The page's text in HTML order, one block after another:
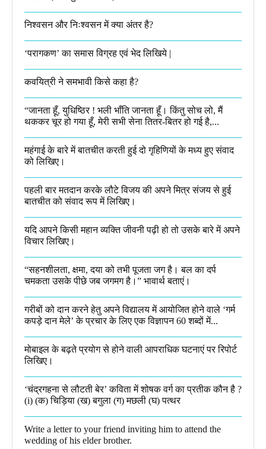
निश्वसन और निःश्वसन में क्या अंतर है?
‘परागकण’ का समास विग्रह एवं भेद लिखिये |
कवयित्री ने समभावी किसे कहा है?
“जानता हूँ, युधिष्ठिर ! भली भाँति जानता हूँ। किंतु सोच लो, मैं
थककर चूर हो गया हूँ, मेरी सभी सेना तितर-बितर हो गई है,...
महंगाई के बारे में बातचीत करती हुई दो गृहिणियों के मध्य हुए संवाद
को लिखिए।
पहली बार मतदान करके लौटे विजय की अपने मित्र संजय से हुई
बातचीत को संवाद रूप में लिखिए।
यदि आपने किसी महान व्यक्ति जीवनी पढ़ी हो तो उसके बारे में अपने
विचार लिखिए।
“सहनशीलता, क्षमा, दया को तभी पूजता जग है। बल का दर्प
चमकता उसके पीछे जब जगमग है।”​ भावार्थ बताएं।
गरीबों को दान करने हेतु अपने विद्यालय में आयोजित होने वाले ‘गर्म
कपड़े दान मेले’ के प्रचार के लिए एक विज्ञापन 60 शब्दों में...
मोबाइल के बढ़ते प्रयोग से होने वाली आपराधिक घटनाएं पर रिपोर्ट
लिखिए।
‘चंद्रगहना से लौटती बेर’ कविता में शोषक वर्ग का प्रतीक कौन है ?
(i) (क) चिड़िया (ख) बगुला (ग) मछली (घ) पत्थर
Write a letter to your friend inviting him to attend the
wedding of his elder brother.